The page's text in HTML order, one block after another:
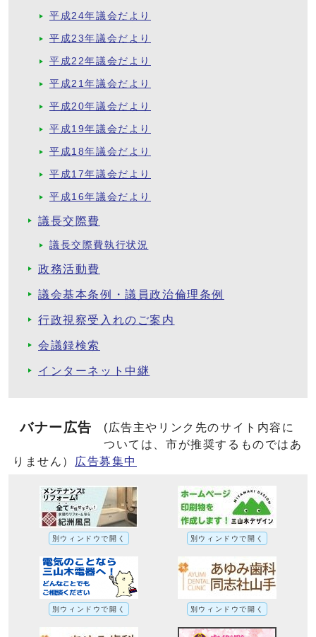
平成24年議会だより
平成23年議会だより
平成22年議会だより
平成21年議会だより
平成20年議会だより
平成19年議会だより
平成18年議会だより
平成17年議会だより
平成16年議会だより
議長交際費
議長交際費執行状況
政務活動費
議会基本条例・議員政治倫理条例
行政視察受入れのご案内
会議録検索
インターネット中継
バナー広告
(広告主やリンク先のサイト内容に
ついては、市が推奨するものではあ
りません）
広告募集中
別ウィンドウで開く 別ウィンドウで開く
別ウィンドウで開く 別ウィンドウで開く